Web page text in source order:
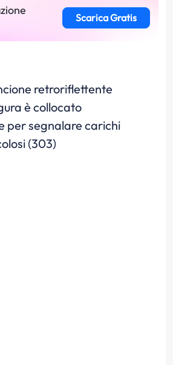
Scarica Gratis
retroriflettente
è collocato
per segnalare carichi
(303)